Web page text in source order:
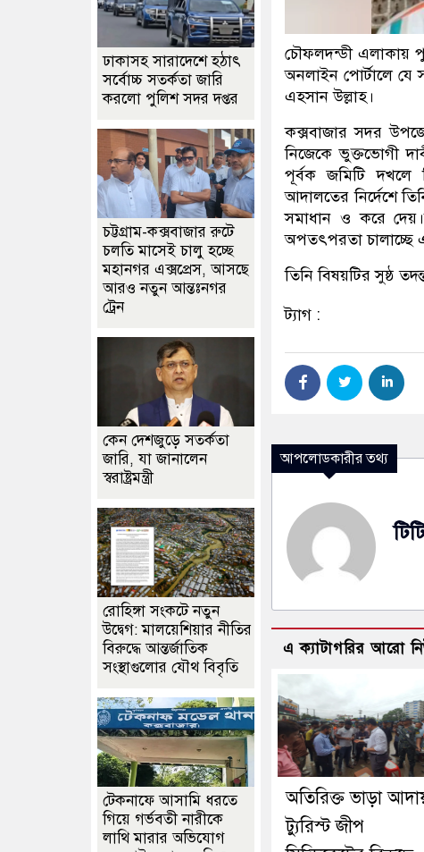
চৌফলদন্ডী এলাকায়
অনলাইন পোর্টালে যে
এহসান উল্লাহ।
কক্সবাজার সদর
নিজেকে ভুক্তভোগী
পূর্বক জমিটি দখলে
আদালতের নির্দেশে
সমাধান ও করে
অপতৎপরতা চালাচ্ছে
তিনি বিষয়টির সুষ্ঠ
ট্যাগ :
আপলোডকারীর তথ্য
এ ক্যাটাগরির আরো
অতিরিক্ত ভাড়া
ট্যুরিস্ট জীপ
ঢাকাসহ সারাদেশে হঠাৎ
সর্বোচ্চ সতর্কতা জা‌রি
করলো পুলিশ সদর দপ্তর
চট্টগ্রাম-কক্সবাজার রুটে
চলতি মাসেই চালু হচ্ছে
মহানগর এক্সপ্রেস, আসছে
আরও নতুন আন্তঃনগর
ট্রেন
কেন দেশজুড়ে সতর্কতা
জারি, যা জানালেন
স্বরাষ্ট্রমন্ত্রী
রোহিঙ্গা সংকটে নতুন
উদ্বেগ: মালয়েশিয়ার নীতির
বিরুদ্ধে আন্তর্জাতিক
সংস্থাগুলোর যৌথ বিবৃতি
টেকনাফে আসামি ধরতে
গিয়ে গর্ভবতী নারীকে
লাথি মারার অভিযোগ